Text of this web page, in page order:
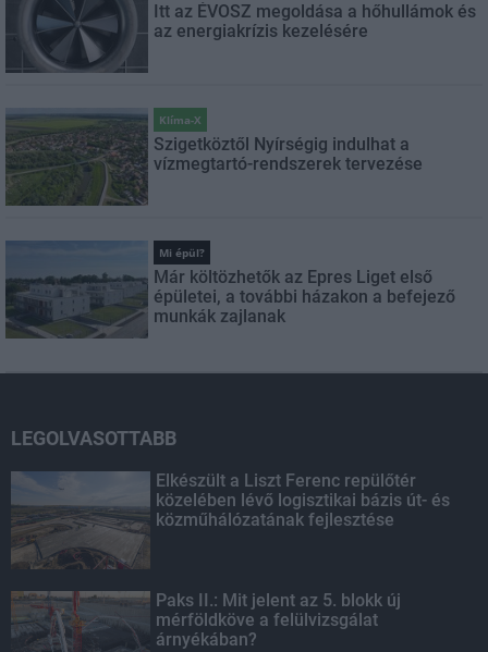
Itt az ÉVOSZ megoldása a hőhullámok és
az energiakrízis kezelésére
Klíma-X
Szigetköztől Nyírségig indulhat a
vízmegtartó-rendszerek tervezése
Mi épül?
Már költözhetők az Epres Liget első
épületei, a további házakon a befejező
munkák zajlanak
LEGOLVASOTTABB
Elkészült a Liszt Ferenc repülőtér
közelében lévő logisztikai bázis út- és
közműhálózatának fejlesztése
Paks II.: Mit jelent az 5. blokk új
mérföldköve a felülvizsgálat
árnyékában?